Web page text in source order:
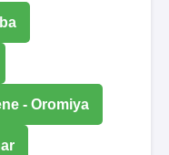
- Oromiya